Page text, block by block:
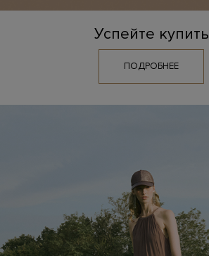
Успейте купить
ПОДРОБНЕЕ